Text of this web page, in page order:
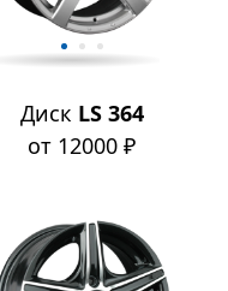
Диск LS 364
от 12000 ₽